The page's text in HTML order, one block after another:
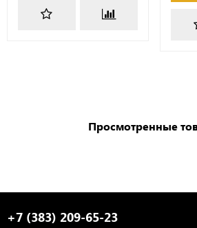
Просмотренные
+7 (383) 209-65-23